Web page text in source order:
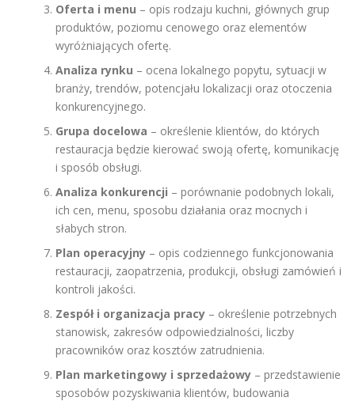
Oferta i menu – opis rodzaju kuchni, głównych grup
produktów, poziomu cenowego oraz elementów
wyróżniających ofertę.
Analiza rynku – ocena lokalnego popytu, sytuacji w
branży, trendów, potencjału lokalizacji oraz otoczenia
konkurencyjnego.
Grupa docelowa – określenie klientów, do których
restauracja będzie kierować swoją ofertę, komunikację
i sposób obsługi.
Analiza konkurencji – porównanie podobnych lokali,
ich cen, menu, sposobu działania oraz mocnych i
słabych stron.
Plan operacyjny – opis codziennego funkcjonowania
restauracji, zaopatrzenia, produkcji, obsługi zamówień i
kontroli jakości.
Zespół i organizacja pracy – określenie potrzebnych
stanowisk, zakresów odpowiedzialności, liczby
pracowników oraz kosztów zatrudnienia.
Plan marketingowy i sprzedażowy – przedstawienie
sposobów pozyskiwania klientów, budowania